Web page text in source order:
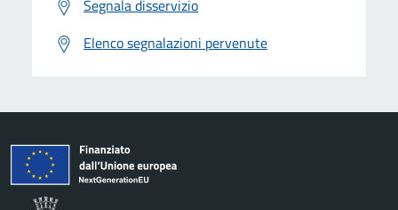
Segnala disservizio
Elenco segnalazioni pervenute